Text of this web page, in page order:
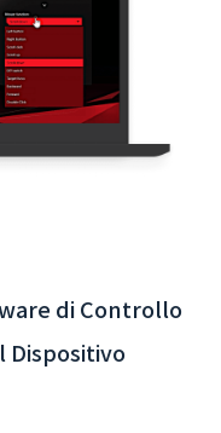
Integrazione del